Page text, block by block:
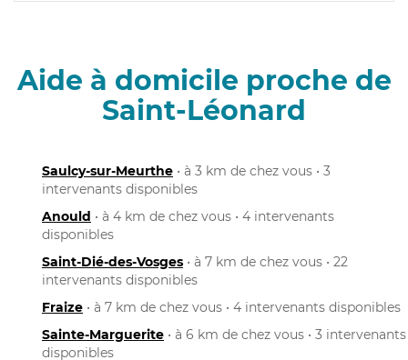
Aide à domicile proche de
Saint-Léonard
Saulcy-sur-Meurthe • à 3 km de chez vous • 3
intervenants disponibles
Anould • à 4 km de chez vous • 4 intervenants
disponibles
Saint-Dié-des-Vosges • à 7 km de chez vous • 22
intervenants disponibles
Fraize • à 7 km de chez vous • 4 intervenants disponibles
Sainte-Marguerite • à 6 km de chez vous • 3 intervenants
disponibles